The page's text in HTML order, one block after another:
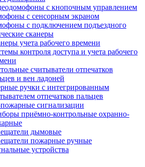
с кнопочным управлением
с сенсорным экраном
с подключением подъездного
сканеры
учета рабочего времени
контроля доступа и учета рабочего
считыватели отпечатков
и вен ладоней
ручки с интегрированным
отпечатков пальцев
сигнализации
приёмно-контрольные охранно-
дымовые
пожарные ручные
устройства